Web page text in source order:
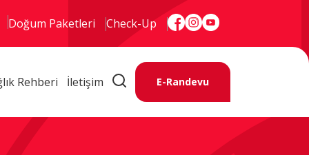
Doğum Paketleri Check-Up
Rehberi İletişim E-Randevu